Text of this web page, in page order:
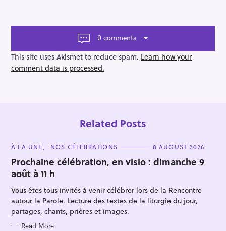
v
a
t
i
0 comments
This site uses Akismet to reduce spam. Learn how your
comment data is processed.
Related Posts
C
T
E
G
O
R
I
E
S
À LA UNE NOS CÉLÉBRATIONS 8 AUGUST 2026
Prochaine célébration, en visio : dimanche 9
août à 11 h
Vous êtes tous invités à venir célébrer lors de la Rencontre
autour la Parole. Lecture des textes de la liturgie du jour,
partages, chants, prières et images.
Read More
S